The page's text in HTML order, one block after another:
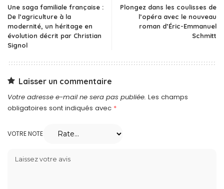
Une saga familiale française :
De l’agriculture à la
modernité, un héritage en
évolution décrit par Christian
Signol
Plongez dans les coulisses de
l’opéra avec le nouveau
roman d’Éric-Emmanuel
Schmitt
Laisser un commentaire
Votre adresse e-mail ne sera pas publiée. Les champs
obligatoires sont indiqués avec *
VOTRE NOTE